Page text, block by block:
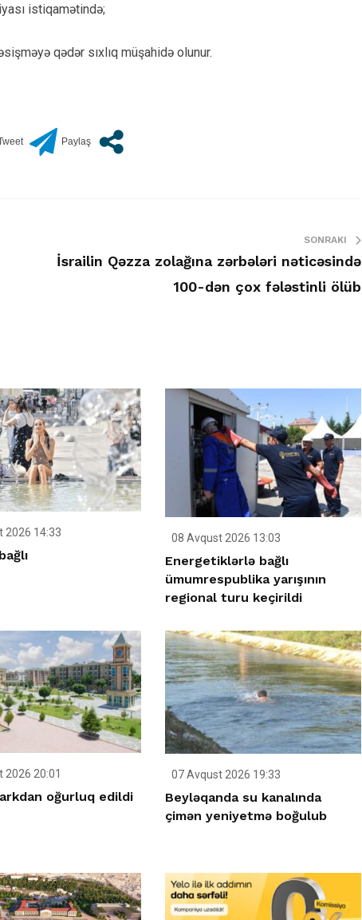
istiqamətində;
qədər sıxlıq müşahidə olunur.
SONRAKI
İsrailin Qəzza zolağına zərbələri nəticəsində
100-dən çox fələstinli ölüb
2026 14:33 08 Avqust 2026 13:03
Energetiklərlə bağlı
ümumrespublika yarışının
regional turu keçirildi
2026 20:01
oğurluq edildi
07 Avqust 2026 19:33
Beyləqanda su kanalında
çimən yeniyetmə boğulub